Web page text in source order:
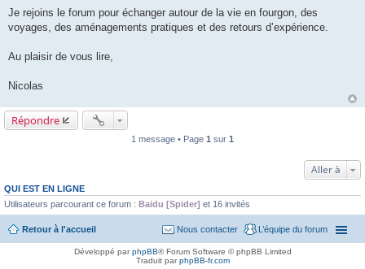
Je rejoins le forum pour échanger autour de la vie en fourgon, des
voyages, des aménagements pratiques et des retours d’expérience.
Au plaisir de vous lire,
Nicolas
Répondre
1 message • Page 1 sur 1
Aller à
QUI EST EN LIGNE
Utilisateurs parcourant ce forum : Baidu [Spider] et 16 invités
Retour à l'accueil L’équipe du forum
Nous contacter
Développé parphpBB® Forum Software © phpBB Limited
Traduit parphpBB-fr.com